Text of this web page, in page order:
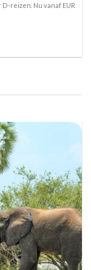
reizen. Nu vanaf EUR